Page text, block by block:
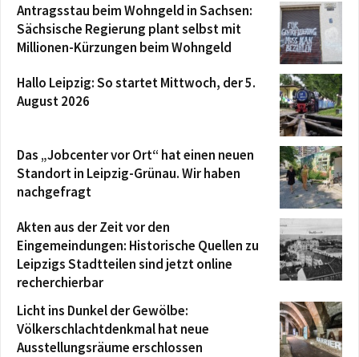
Antragsstau beim Wohngeld in Sachsen:
Sächsische Regierung plant selbst mit
Millionen-Kürzungen beim Wohngeld
Hallo Leipzig: So startet Mittwoch, der 5.
August 2026
Das „Jobcenter vor Ort“ hat einen neuen
Standort in Leipzig-Grünau. Wir haben
nachgefragt
Akten aus der Zeit vor den
Eingemeindungen: Historische Quellen zu
Leipzigs Stadtteilen sind jetzt online
recherchierbar
Licht ins Dunkel der Gewölbe:
Völkerschlachtdenkmal hat neue
Ausstellungsräume erschlossen